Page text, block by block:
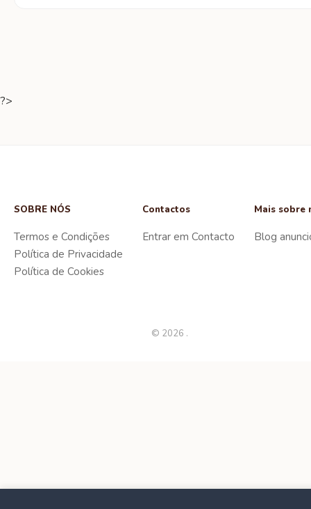
?>
SOBRE NÓS
Termos e Condições
Política de Privacidade
Política de Cookies
Contactos
Entrar em Contacto
Mais sobre
Blog
© 2026 .